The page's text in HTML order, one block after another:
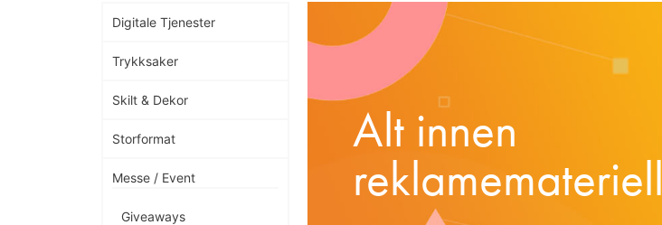
Digitale Tjenester
Trykksaker
Skilt & Dekor
Storformat
Messe / Event
Giveaways
Alt innen
reklamemateriell